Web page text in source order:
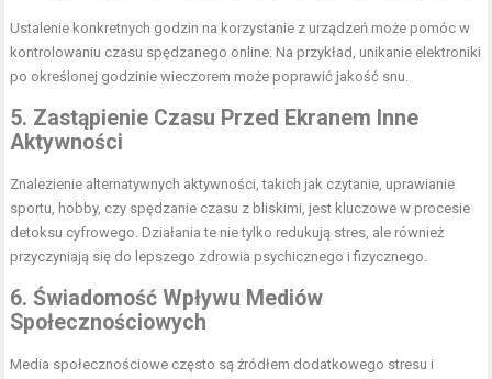
Ustalenie konkretnych godzin na korzystanie z urządzeń może pomóc w
kontrolowaniu czasu spędzanego online. Na przykład, unikanie elektroniki
po określonej godzinie wieczorem może poprawić jakość snu.
5. Zastąpienie Czasu Przed Ekranem Inne
Aktywności
Znalezienie alternatywnych aktywności, takich jak czytanie, uprawianie
sportu, hobby, czy spędzanie czasu z bliskimi, jest kluczowe w procesie
detoksu cyfrowego. Działania te nie tylko redukują stres, ale również
przyczyniają się do lepszego zdrowia psychicznego i fizycznego.
6. Świadomość Wpływu Mediów
Społecznościowych
Media społecznościowe często są źródłem dodatkowego stresu i